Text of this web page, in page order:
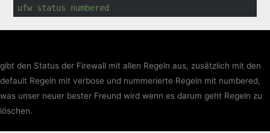
ufw status numbered
gibt den Status der Firewall mit allen Regeln aus, zusätzlich mit den
default Regeln mit verbose und nummerierte Regeln mit numbered,
was unser neuer bester Freund wird wenn es darum geht Regeln zu
löschen.